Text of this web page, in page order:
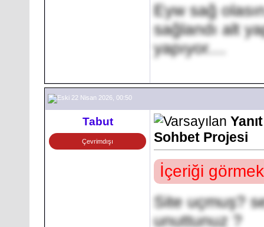
Eyw sağ
sağlandı alt
yapıyor....
22 Nisan 2026, 00:50
Tabut
Çevrimdışı
Sohbet Projesi
İçeriği
Site uçmuş?
unuttunuz ?